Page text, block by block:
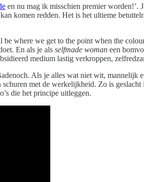
en nu mag ik misschien premier worden!’.
komen redden. Het is het ultieme
where we get to the point when the
En als je als selfmade woman een
medium lastig verkroppen,
Als je alles wat niet wit, mannelijk
met de werkelijkheid. Zo is
die het principe uitleggen.